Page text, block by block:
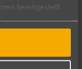
bereitgestellt